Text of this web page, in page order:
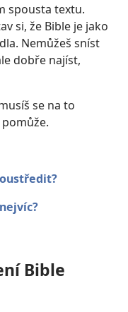
spousta textu.
si, že Bible je jako
Nemůžeš sníst
dobře najíst,
se na to
Bible